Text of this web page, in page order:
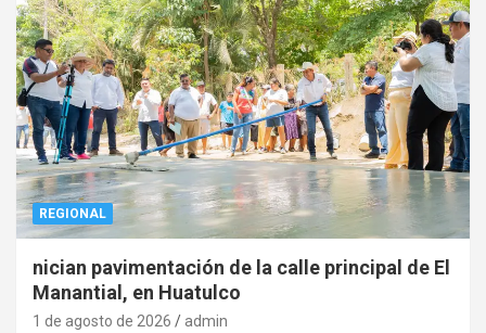
REGIONAL
nician pavimentación de la calle principal de El
Manantial, en Huatulco
1 de agosto de 2026 admin